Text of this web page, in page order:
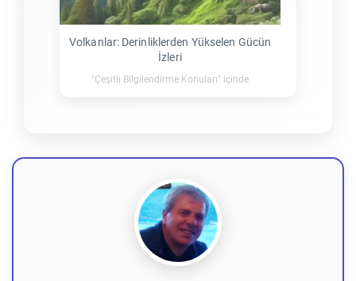
Volkanlar: Derinliklerden Yükselen Gücün
İzleri
"Çeşitli Bilgilendirme Konuları" içinde